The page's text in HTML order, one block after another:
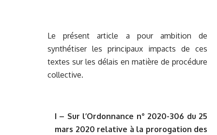
Le présent article a pour ambition de
synthétiser les principaux impacts de ces
textes sur les délais en matière de procédure
collective.
I – Sur l’Ordonnance n° 2020-306 du 25
mars 2020 relative à la prorogation des